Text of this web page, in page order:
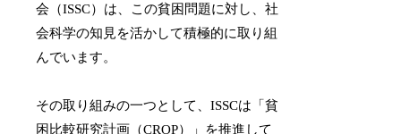
会（ISSC）は、この貧困問題に対し、社
会科学の知見を活かして積極的に取り組
んでいます。
その取り組みの一つとして、ISSCは「貧
困比較研究計画（CROP）」を推進して